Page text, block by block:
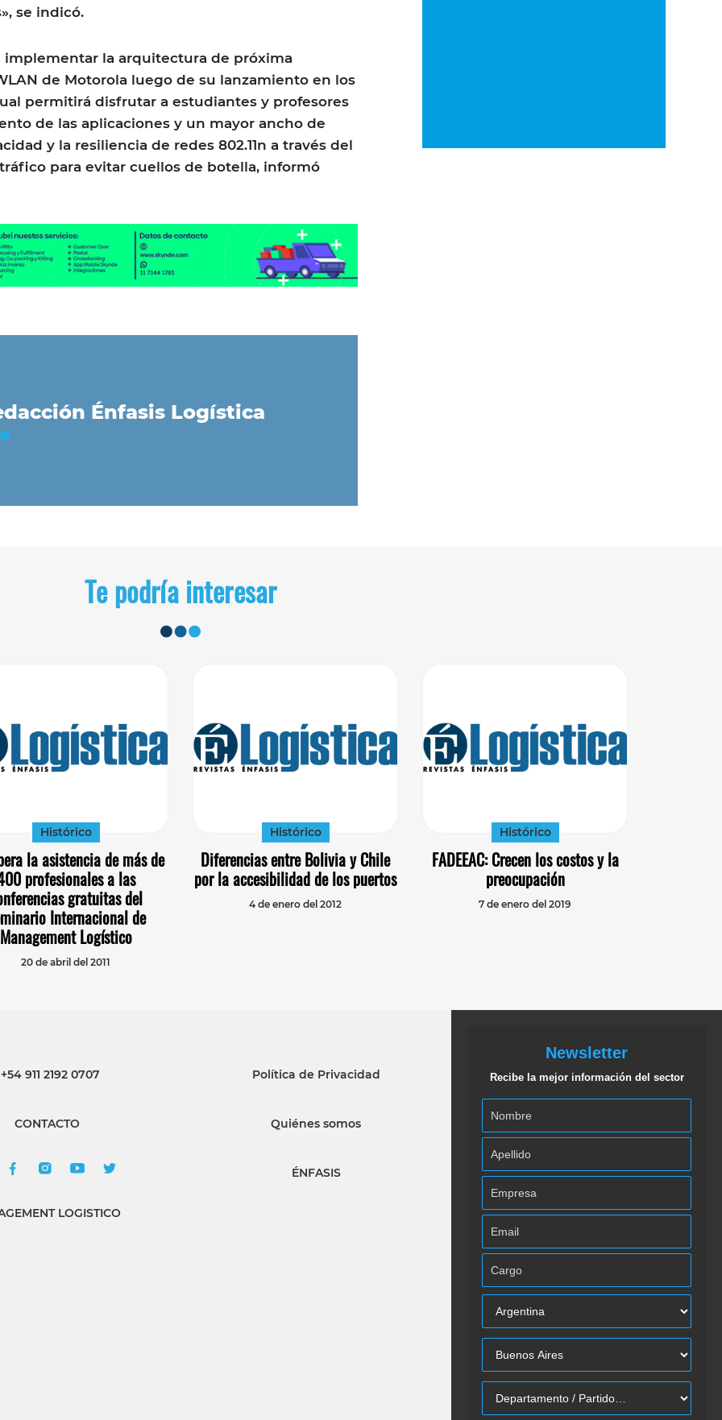
se indicó.
implementar la arquitectura de próxima
de Motorola luego de su lanzamiento en los
permitirá disfrutar a estudiantes y profesores
de las aplicaciones y un mayor ancho de
y la resiliencia de redes 802.11n a través del
para evitar cuellos de botella, informó
Énfasis Logística
Te podría interesar
Histórico
la asistencia de más de
profesionales a las
gratuitas del
Internacional de
Management Logístico
20 de abril del 2011
Histórico
Diferencias entre Bolivia y Chile
por la accesibilidad de los puertos
4 de enero del 2012
Histórico
FADEEAC: Crecen los costos y la
preocupación
7 de enero del 2019
911 2192 0707
CONTACTO
LOGISTICO
Política de Privacidad
Quiénes somos
ÉNFASIS
Newsletter
Recibe la mejor información del sector